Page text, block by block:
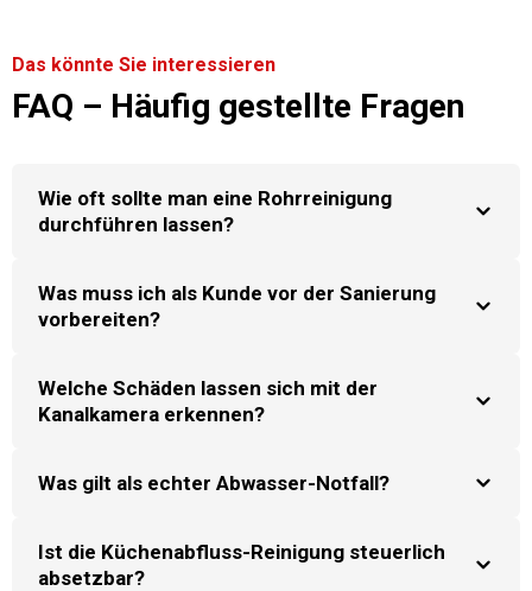
Das könnte Sie interessieren
FAQ – Häufig gestellte Fragen
Wie oft sollte man eine Rohrreinigung
durchführen lassen?
Was muss ich als Kunde vor der Sanierung
vorbereiten?
Welche Schäden lassen sich mit der
Kanalkamera erkennen?
Was gilt als echter Abwasser-Notfall?
Ist die Küchenabfluss-Reinigung steuerlich
absetzbar?